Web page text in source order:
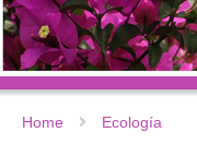
Home Ecología